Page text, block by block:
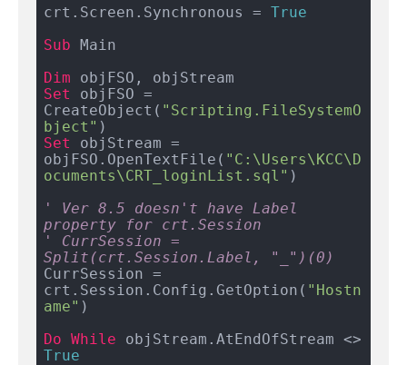
crt.Screen.Synchronous = True
Sub Main
Dim
Set
objFSO =
CreateObject( "Scripting.FileSystemO
bject"
Set
objStream =
objFSO.OpenTextFile( "C:\Users\KCC\D
ocuments\CRT_loginList.sql" )
' Ver 8.5 doesn't have Label
property for crt.Session
' CurrSession =
Split(crt.Session.Label, "_")(0)
CurrSession =
crt.Session.Config.GetOption( "Hostn
ame" )
Do While
True